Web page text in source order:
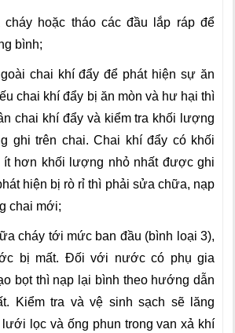
hoặc tháo các đầu lắp ráp để
bình;
chai khí đẩy để phát hiện sự ăn
chai khí đẩy bị ăn mòn và hư hại thì
chai khí đẩy và kiểm tra khối lượng
ghi trên chai. Chai khí đẩy có khối
ít hơn khối lượng nhỏ nhất được ghi
hiện bị rò rỉ thì phải sửa chữa, nạp
chai mới;
cháy tới mức ban đầu (bình loại 3),
bị mất. Đối với nước có phụ gia
bọt thì nạp lại bình theo hướng dẫn
Kiểm tra và vệ sinh sạch sẽ lăng
lưới lọc và ống phun trong van xả khí